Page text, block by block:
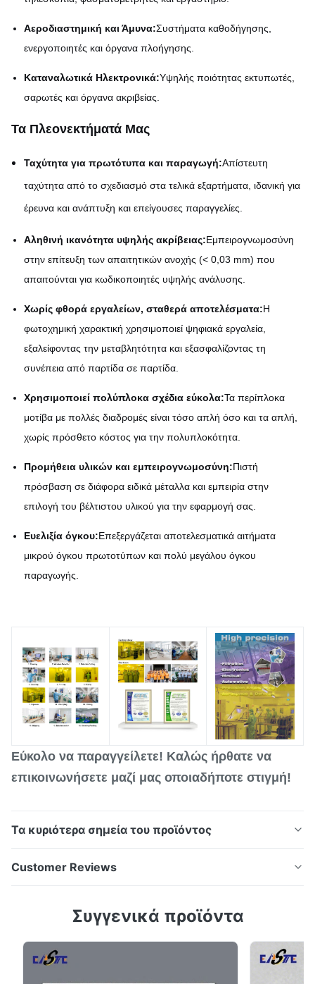
Αεροδιαστημική και Άμυνα:Συστήματα καθοδήγησης,
ενεργοποιητές και όργανα πλοήγησης.
Καταναλωτικά Ηλεκτρονικά:Υψηλής ποιότητας εκτυπωτές,
σαρωτές και όργανα ακριβείας.
Τα Πλεονεκτήματά Μας
Ταχύτητα για πρωτότυπα και παραγωγή:Απίστευτη
ταχύτητα από το σχεδιασμό στα τελικά εξαρτήματα, ιδανική για
έρευνα και ανάπτυξη και επείγουσες παραγγελίες.
Αληθινή ικανότητα υψηλής ακρίβειας:Εμπειρογνωμοσύνη
στην επίτευξη των απαιτητικών ανοχής (< 0,03 mm) που
απαιτούνται για κωδικοποιητές υψηλής ανάλυσης.
Χωρίς φθορά εργαλείων, σταθερά αποτελέσματα:Η
φωτοχημική χαρακτική χρησιμοποιεί ψηφιακά εργαλεία,
εξαλείφοντας την μεταβλητότητα και εξασφαλίζοντας τη
συνέπεια από παρτίδα σε παρτίδα.
Χρησιμοποιεί πολύπλοκα σχέδια εύκολα:Τα περίπλοκα
μοτίβα με πολλές διαδρομές είναι τόσο απλή όσο και τα απλή,
χωρίς πρόσθετο κόστος για την πολυπλοκότητα.
Προμήθεια υλικών και εμπειρογνωμοσύνη:Πιστή
πρόσβαση σε διάφορα ειδικά μέταλλα και εμπειρία στην
επιλογή του βέλτιστου υλικού για την εφαρμογή σας.
Ευελιξία όγκου:Επεξεργάζεται αποτελεσματικά αιτήματα
μικρού όγκου πρωτοτύπων και πολύ μεγάλου όγκου
παραγωγής.
Εύκολο να παραγγείλετε! Καλώς ήρθατε να
επικοινωνήσετε μαζί μας οποιαδήποτε στιγμή!
Τα κυριότερα σημεία του προϊόντος
κωδικοποιητών Επισκόπηση δίσκων κωδικοποιητώνΗ
υψηλής ακρίβειας χημικά χαραγμένων δίσκων
τεχνολογία χαρακτικής με ακρίβεια μας παράγει
Customer Reviews
Based on 50 reviews recently
100%
Συγγενικά προϊόντα